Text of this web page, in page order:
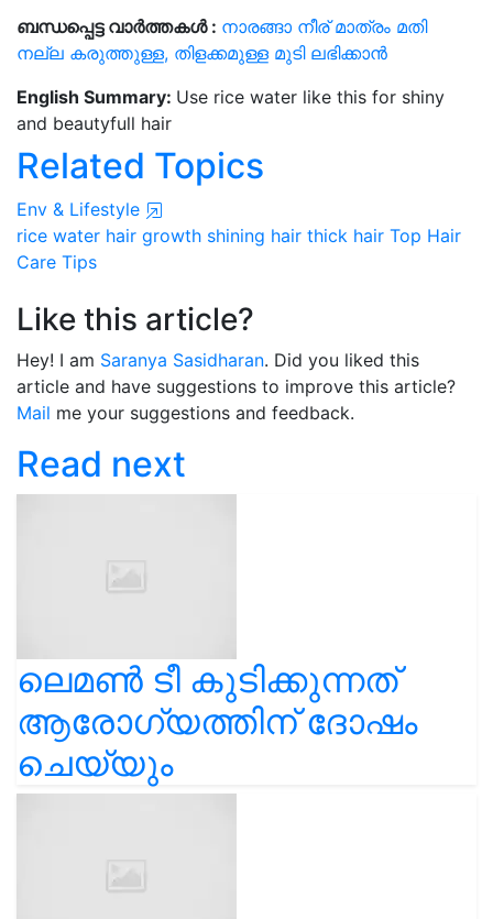
ബന്ധപ്പെട്ട വാർത്തകൾ : നാരങ്ങാ നീര് മാത്രം മതി
നല്ല കരുത്തുള്ള, തിളക്കമുള്ള മുടി ലഭിക്കാൻ
English Summary: Use rice water like this for shiny
and beautyfull hair
Related Topics
Env & Lifestyle
rice water hair growth shining hair thick hair Top Hair
Care Tips
Like this article?
Hey! I am Saranya Sasidharan. Did you liked this
article and have suggestions to improve this article?
Mail me your suggestions and feedback.
Read next
ലെമൺ ടീ കുടിക്കുന്നത്
ആരോഗ്യത്തിന് ദോഷം
ചെയ്യും